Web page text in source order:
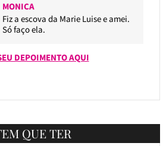
MONICA
Fiz a escova da Marie Luise e amei.
Só faço ela.
DEPOIMENTO AQUI
QUE TER